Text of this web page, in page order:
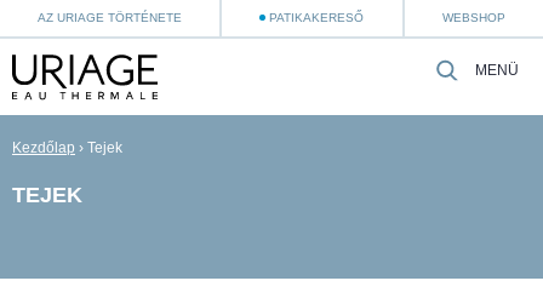
AZ URIAGE TÖRTÉNETE PATIKAKERESŐ WEBSHOP
MENÜ
Kezdőlap › Tejek
TEJEK